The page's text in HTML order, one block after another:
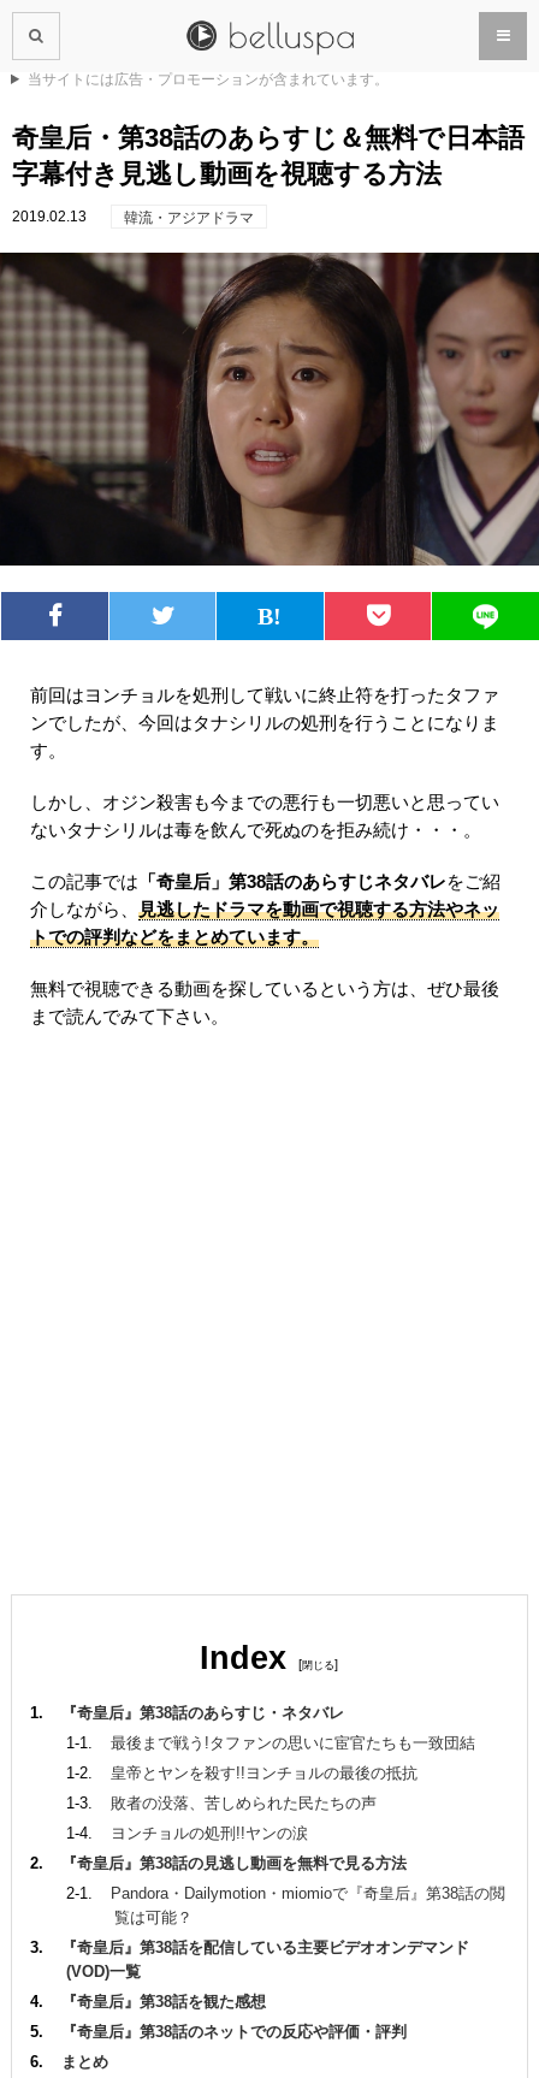
当サイトには広告・プロモーションが含まれています。
奇皇后・第38話のあらすじ＆無料で日本語
字幕付き見逃し動画を視聴する方法
2019.02.13 韓流・アジアドラマ
前回はヨンチョルを処刑して戦いに終止符を打ったタファ
ンでしたが、今回はタナシリルの処刑を行うことになりま
す。
しかし、オジン殺害も今までの悪行も一切悪いと思ってい
ないタナシリルは毒を飲んで死ぬのを拒み続け・・・。
この記事では 「奇皇后」第38話のあらすじネタバレをご紹
介しながら、 見逃したドラマを動画で視聴する方法やネッ
トでの評判などをまとめています。
無料で視聴できる動画を探しているという方は、ぜひ最後
まで読んでみて下さい。
Index [ ]
『奇皇后』第38話のあらすじ・ネタバレ
最後まで戦う!タファンの思いに宦官たちも一致団結
皇帝とヤンを殺す!!ヨンチョルの最後の抵抗
敗者の没落、苦しめられた民たちの声
ヨンチョルの処刑!!ヤンの涙
『奇皇后』第38話の見逃し動画を無料で見る方法
Pandora・Dailymotion・miomioで『奇皇后』第38話の閲
覧は可能？
『奇皇后』第38話を配信している主要ビデオオンデマンド
(VOD)一覧
『奇皇后』第38話を観た感想
『奇皇后』第38話のネットでの反応や評価・評判
まとめ